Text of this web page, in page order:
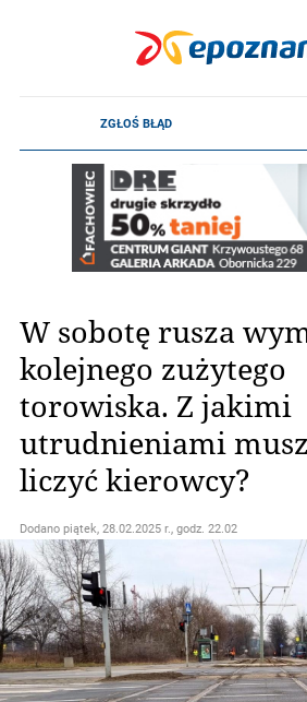
W sobotę rusza
kolejnego zużytego
torowiska. Z jakimi
utrudnieniami
liczyć kierowcy?
Dodano piątek, 28.02.2025 r., godz. 22.02